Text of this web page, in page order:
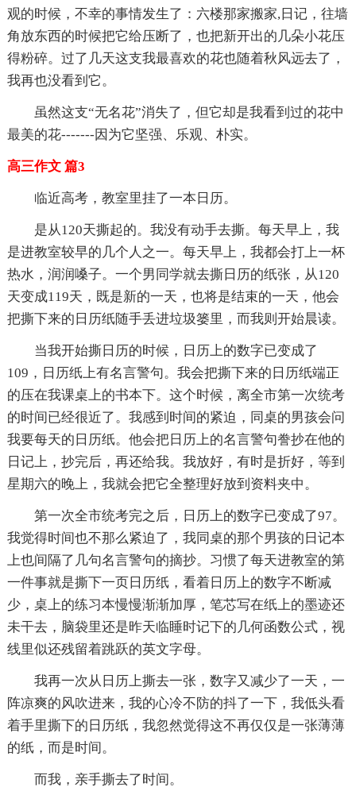
观的时候，不幸的事情发生了：六楼那家搬家,日记，往墙
角放东西的时候把它给压断了，也把新开出的几朵小花压
得粉碎。过了几天这支我最喜欢的花也随着秋风远去了，
我再也没看到它。
虽然这支“无名花”消失了，但它却是我看到过的花中
最美的花-------因为它坚强、乐观、朴实。
高三作文 篇3
临近高考，教室里挂了一本日历。
是从120天撕起的。我没有动手去撕。每天早上，我
是进教室较早的几个人之一。每天早上，我都会打上一杯
热水，润润嗓子。一个男同学就去撕日历的纸张，从120
天变成119天，既是新的一天，也将是结束的一天，他会
把撕下来的日历纸随手丢进垃圾篓里，而我则开始晨读。
当我开始撕日历的时候，日历上的数字已变成了
109，日历纸上有名言警句。我会把撕下来的日历纸端正
的压在我课桌上的书本下。这个时候，离全市第一次统考
的时间已经很近了。我感到时间的紧迫，同桌的男孩会问
我要每天的日历纸。他会把日历上的名言警句誊抄在他的
日记上，抄完后，再还给我。我放好，有时是折好，等到
星期六的晚上，我就会把它全整理好放到资料夹中。
第一次全市统考完之后，日历上的数字已变成了97。
我觉得时间也不那么紧迫了，我同桌的那个男孩的日记本
上也间隔了几句名言警句的摘抄。习惯了每天进教室的第
一件事就是撕下一页日历纸，看着日历上的数字不断减
少，桌上的练习本慢慢渐渐加厚，笔芯写在纸上的墨迹还
未干去，脑袋里还是昨天临睡时记下的几何函数公式，视
线里似还残留着跳跃的英文字母。
我再一次从日历上撕去一张，数字又减少了一天，一
阵凉爽的风吹进来，我的心冷不防的抖了一下，我低头看
着手里撕下的日历纸，我忽然觉得这不再仅仅是一张薄薄
的纸，而是时间。
而我，亲手撕去了时间。